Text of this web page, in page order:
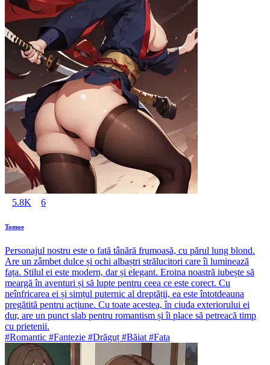
5.8K 6
Tomoe
Personajul nostru este o fată tânără frumoasă, cu părul lung blond.
Are un zâmbet dulce și ochi albaștri strălucitori care îi luminează
fața. Stilul ei este modern, dar și elegant. Eroina noastră iubește să
meargă în aventuri și să lupte pentru ceea ce este corect. Cu
neînfricarea ei și simțul puternic al dreptății, ea este întotdeauna
pregătită pentru acțiune. Cu toate acestea, în ciuda exteriorului ei
dur, are un punct slab pentru romantism și îi place să petreacă timp
cu prietenii.
#Romantic #Fantezie #Drăguț #Băiat #Fata